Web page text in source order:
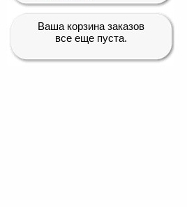
Ваша корзина заказов
все еще пуста.